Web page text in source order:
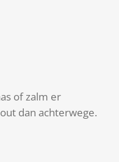
of zalm er
dan achterwege.